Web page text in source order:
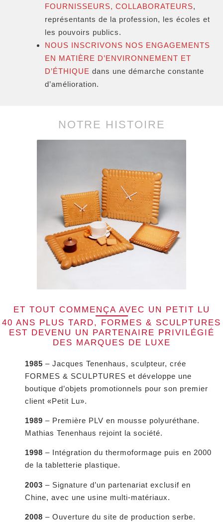
FOURNISSEURS, COLLABORATEURS,
représentants de la profession, les écoles et
les pouvoirs publics.
NOUS INSCRIVONS NOS ENGAGEMENTS
EN MATIÈRE D’ENVIRONNEMENT ET
D’ÉTHIQUE dans une démarche constante
d’amélioration.
NOTRE HISTOIRE
ET TOUT COMMENÇA AVEC UN PETIT LU
40 ANS PLUS TARD, FORMES & SCULPTURES
EST DEVENU UN PARTENAIRE PRIVILÉGIÉ
DES MARQUES DE LUXE
1985 – Jacques Tenenhaus, sculpteur, crée
FORMES & SCULPTURES et développe une
boutique d’objets promotionnels pour son premier
client «Petit Lu».
1989 – Première PLV en mousse polyuréthane.
Mathias Tenenhaus rejoint la société.
1998 – Intégration du thermoformage puis en 2000
de la tabletterie plastique.
2003 – Signature d’un partenariat exclusif en
Chine, avec une usine multi-matériaux.
2008 – Ouverture du site de production serbe.